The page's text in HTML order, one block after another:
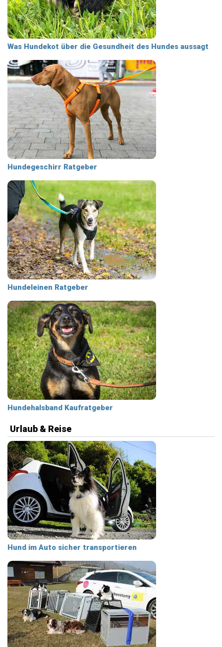
Was Hundekot über die Gesundheit des Hundes aussagt
Hundegeschirr Ratgeber
Hundeleinen Ratgeber
Hundehalsband Kaufratgeber
Urlaub & Reise
Hund im Auto sicher transportieren